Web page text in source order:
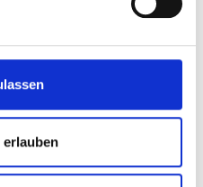
die ich mit der
habe, unterstützt